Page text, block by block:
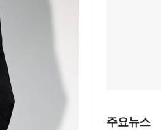
주요뉴스